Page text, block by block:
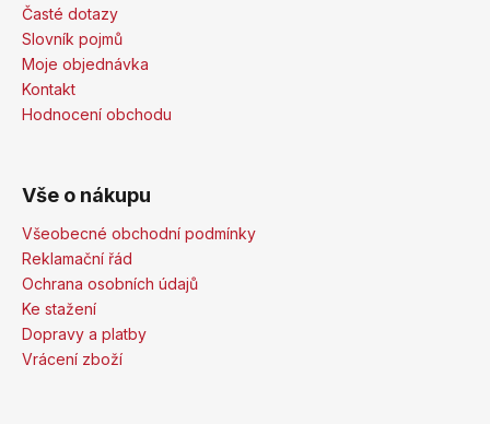
Časté dotazy
Slovník pojmů
Moje objednávka
Kontakt
Hodnocení obchodu
Vše o nákupu
Všeobecné obchodní podmínky
Reklamační řád
Ochrana osobních údajů
Ke stažení
Dopravy a platby
Vrácení zboží